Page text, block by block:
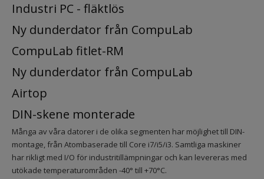
Industri PC - fläktlös
Ny dunderdator från CompuLab
CompuLab fitlet-RM
Ny dunderdator från CompuLab
Airtop
DIN-skene monterade
Många av våra datorer i de olika segmenten har möjlighet till DIN-
montage, från Atombaserade till Core i7/i5/i3. Samtliga maskiner
har rikligt med I/O för industritillämpningar och kan levereras med
utökade temperaturområden -40° till +70°C.